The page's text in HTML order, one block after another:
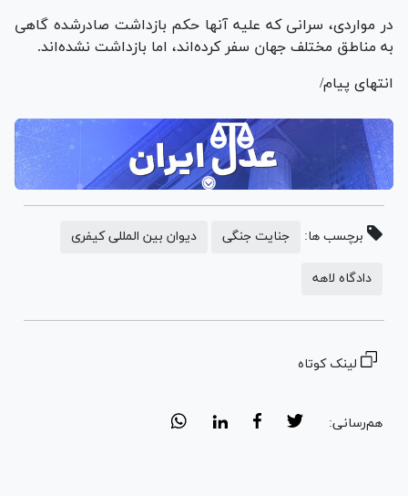
در مواردی، سرانی که علیه آنها حکم بازداشت صادرشده گاهی
به مناطق مختلف جهان سفر کرده‌اند، اما بازداشت نشده‌اند.
انتهای پیام/
برچسب ها: جنایت جنگی دیوان بین المللی کیفری
دادگاه لاهه
لینک کوتاه
هم‌رسانی: